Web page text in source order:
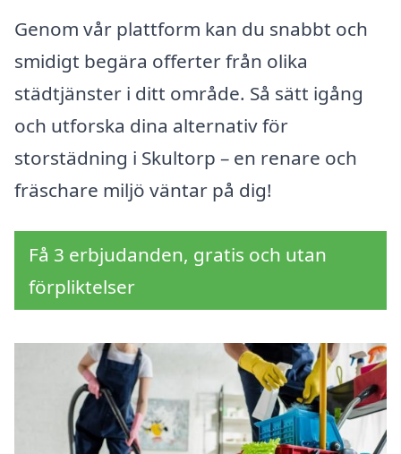
Genom vår plattform kan du snabbt och
smidigt begära offerter från olika
städtjänster i ditt område. Så sätt igång
och utforska dina alternativ för
storstädning i Skultorp – en renare och
fräschare miljö väntar på dig!
Få 3 erbjudanden, gratis och utan
förpliktelser